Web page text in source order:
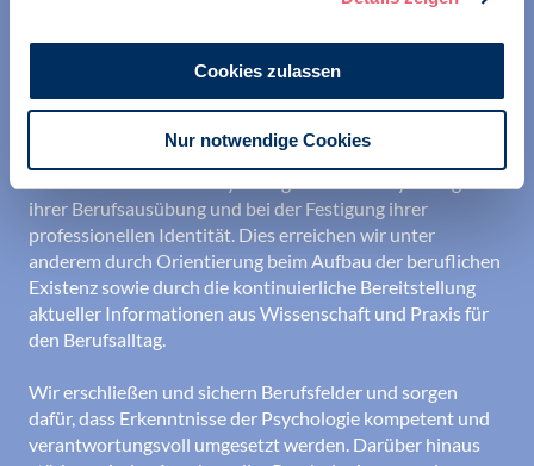
Cookies zulassen
Nur notwendige Cookies
ihrer Berufsausübung und bei der Festigung ihrer
professionellen Identität. Dies erreichen wir unter
anderem durch Orientierung beim Aufbau der beruflichen
Existenz sowie durch die kontinuierliche Bereitstellung
aktueller Informationen aus Wissenschaft und Praxis für
den Berufsalltag.
Wir erschließen und sichern Berufsfelder und sorgen
dafür, dass Erkenntnisse der Psychologie kompetent und
verantwortungsvoll umgesetzt werden. Darüber hinaus